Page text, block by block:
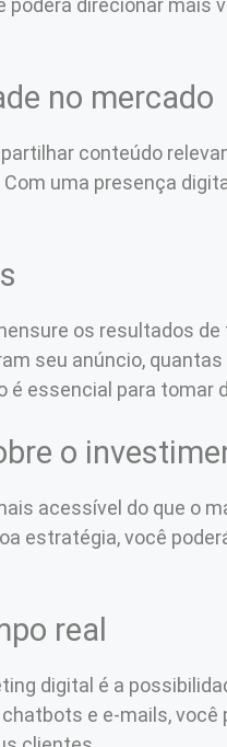
direcionar
no mercado
conteúdo
uma presença
os resultados
seu anúncio,
é essencial para
o
acessível do que o
estratégia, você
real
digital é a
e e-mails,